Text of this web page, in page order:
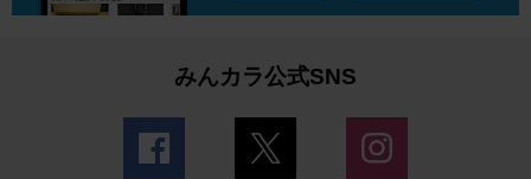
みんカラ公式SNS